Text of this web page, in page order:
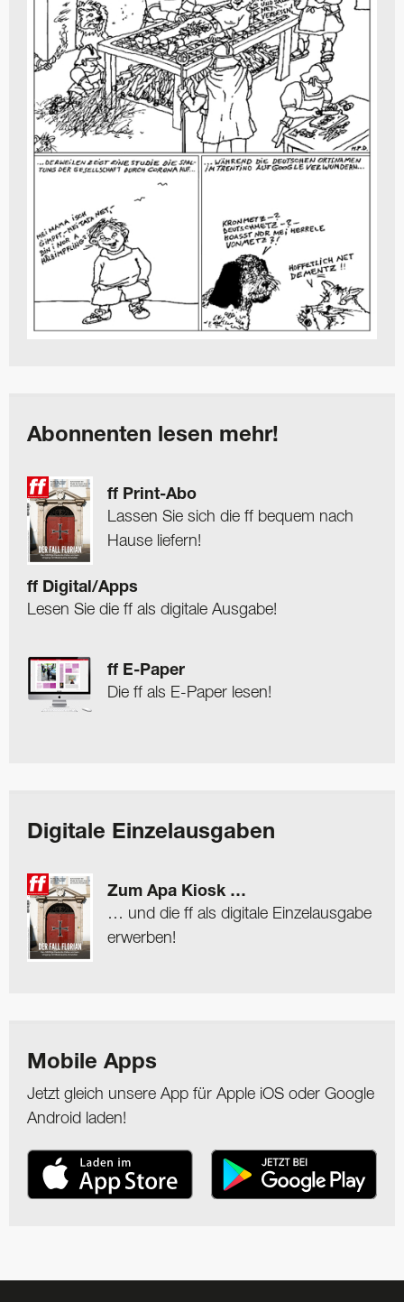
Abonnenten lesen mehr!
ff Print-Abo
Lassen Sie sich die ff bequem nach
Hause liefern!
ff Digital/Apps
Lesen Sie die ff als digitale Ausgabe!
ff E-Paper
Die ff als E-Paper lesen!
Digitale Einzelausgaben
Zum Apa Kiosk …
… und die ff als digitale Einzelausgabe
erwerben!
Mobile Apps
Jetzt gleich unsere App für Apple iOS oder Google
Android laden!